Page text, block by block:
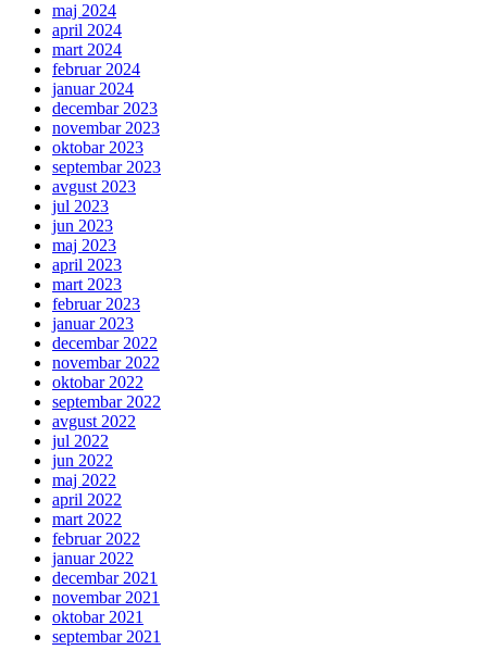
maj 2024
april 2024
mart 2024
februar 2024
januar 2024
decembar 2023
novembar 2023
oktobar 2023
septembar 2023
avgust 2023
jul 2023
jun 2023
maj 2023
april 2023
mart 2023
februar 2023
januar 2023
decembar 2022
novembar 2022
oktobar 2022
septembar 2022
avgust 2022
jul 2022
jun 2022
maj 2022
april 2022
mart 2022
februar 2022
januar 2022
decembar 2021
novembar 2021
oktobar 2021
septembar 2021